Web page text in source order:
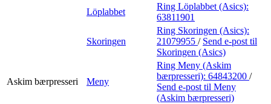
Löplabbet
Ring Löplabbet (Asics):
63811901
Skoringen
Ring Skoringen (Asics):
21079955 / Send e-post til
Skoringen (Asics)
Askim bærpresseri Meny
Ring Meny (Askim
bærpresseri): 64843200 /
Send e-post til Meny
(Askim bærpresseri)